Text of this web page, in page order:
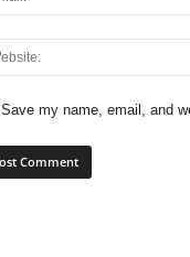
Save my name, email, and